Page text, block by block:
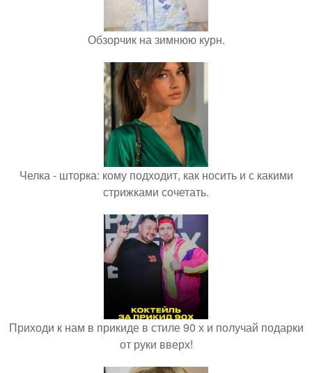
Обзорчик на зимнюю курн.
Челка - шторка: кому подходит, как носить и с какими
стрижками сочетать.
Приходи к нам в прикиде в стиле 90 х и получай подарки
от руки вверх!